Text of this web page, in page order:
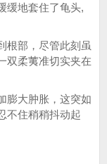
缓地套住了龟头,
部，尽管此刻虽
双柔荑准切实夹在
大肿胀，这突如
不住稍稍抖动起